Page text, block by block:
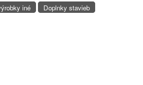
iné Doplnky stavieb